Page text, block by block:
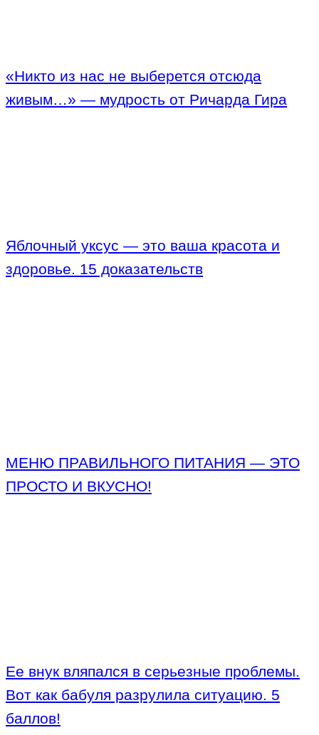
«Никто из нас не выберется отсюда
живым…» — мудрость от Ричарда Гира
Яблочный уксус — это ваша красота и
здоровье. 15 доказательств
МЕНЮ ПРАВИЛЬНОГО ПИТАНИЯ — ЭТО
ПРОСТО И ВКУСНО!
Ее внук вляпался в серьезные проблемы.
Вот как бабуля разрулила ситуацию. 5
баллов!